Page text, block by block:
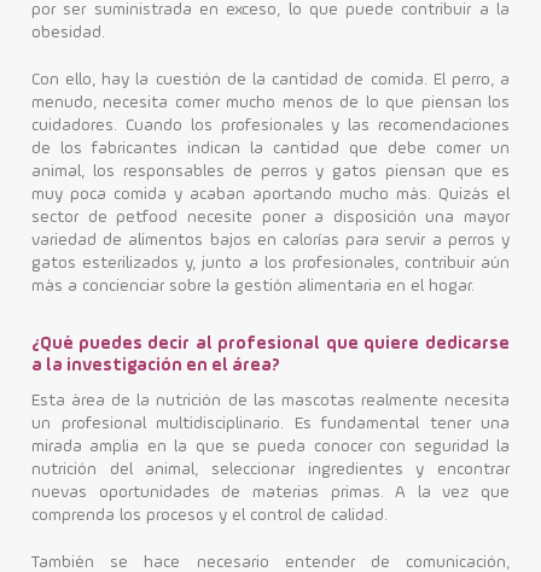
por ser suministrada en exceso, lo que puede contribuir a la
obesidad.
Con ello, hay la cuestión de la cantidad de comida. El perro, a
menudo, necesita comer mucho menos de lo que piensan los
cuidadores. Cuando los profesionales y las recomendaciones
de los fabricantes indican la cantidad que debe comer un
animal, los responsables de perros y gatos piensan que es
muy poca comida y acaban aportando mucho más. Quizás el
sector de petfood necesite poner a disposición una mayor
variedad de alimentos bajos en calorías para servir a perros y
gatos esterilizados y, junto a los profesionales, contribuir aún
más a concienciar sobre la gestión alimentaria en el hogar.
¿Qué puedes decir al profesional que quiere dedicarse
a la investigación en el área?
Esta área de la nutrición de las mascotas realmente necesita
un profesional multidisciplinario. Es fundamental tener una
mirada amplia en la que se pueda conocer con seguridad la
nutrición del animal, seleccionar ingredientes y encontrar
nuevas oportunidades de materias primas. A la vez que
comprenda los procesos y el control de calidad.
También se hace necesario entender de comunicación,